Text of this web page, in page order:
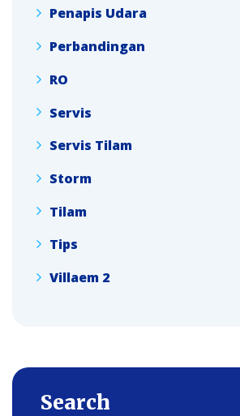
Penapis Udara
Perbandingan
RO
Servis
Servis Tilam
Storm
Tilam
Tips
Villaem 2
Search